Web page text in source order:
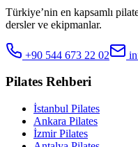
Türkiye’nin en kapsamlı
dersler ve ekipmanlar.
+90 544 673 22 02
Pilates Rehberi
İstanbul Pilates
Ankara Pilates
İzmir Pilates